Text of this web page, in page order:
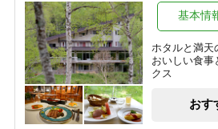
ホタルと満天
おいしい食事
クス
基本情
おす